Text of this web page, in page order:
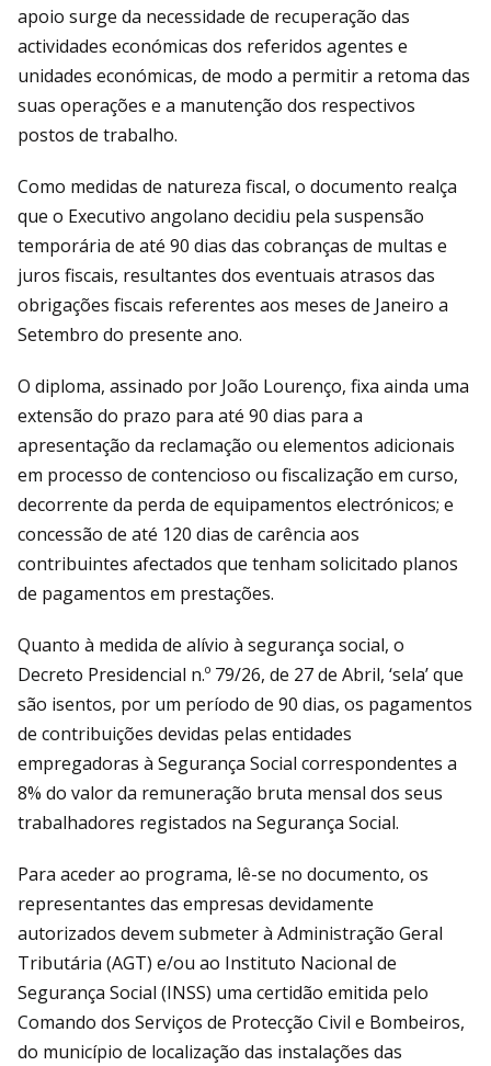
apoio surge da necessidade de recuperação das
actividades económicas dos referidos agentes e
unidades económicas, de modo a permitir a retoma das
suas operações e a manutenção dos respectivos
postos de trabalho.
Como medidas de natureza fiscal, o documento realça
que o Executivo angolano decidiu pela suspensão
temporária de até 90 dias das cobranças de multas e
juros fiscais, resultantes dos eventuais atrasos das
obrigações fiscais referentes aos meses de Janeiro a
Setembro do presente ano.
O diploma, assinado por João Lourenço, fixa ainda uma
extensão do prazo para até 90 dias para a
apresentação da reclamação ou elementos adicionais
em processo de contencioso ou fiscalização em curso,
decorrente da perda de equipamentos electrónicos; e
concessão de até 120 dias de carência aos
contribuintes afectados que tenham solicitado planos
de pagamentos em prestações.
Quanto à medida de alívio à segurança social, o
Decreto Presidencial n.º 79/26, de 27 de Abril, ‘sela’ que
são isentos, por um período de 90 dias, os pagamentos
de contribuições devidas pelas entidades
empregadoras à Segurança Social correspondentes a
8% do valor da remuneração bruta mensal dos seus
trabalhadores registados na Segurança Social.
Para aceder ao programa, lê-se no documento, os
representantes das empresas devidamente
autorizados devem submeter à Administração Geral
Tributária (AGT) e/ou ao Instituto Nacional de
Segurança Social (INSS) uma certidão emitida pelo
Comando dos Serviços de Protecção Civil e Bombeiros,
do município de localização das instalações das